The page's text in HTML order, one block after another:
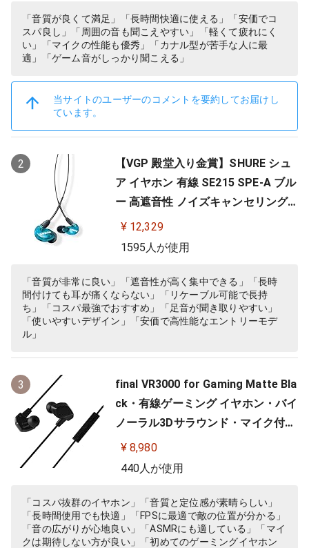
「音質が良くて満足」「長時間快適に使える」「安価でコ
スパ良し」「周囲の音も聞こえやすい」「軽くて疲れにく
い」「マイクの性能も優秀」「カナル型が苦手な人に最
適」「ゲーム音がしっかり聞こえる」
当サイトのユーザーのコメントを要約してお届けし
ています。
2
【VGP 殿堂入り金賞】SHURE シュ
ア イヤホン 有線 SE215 SPE-A ブル
ー 高遮音性 ノイズキャンセリング
ゲーム ゲーミング スペシャルエデ
ィション カナル型 ワイヤレス変換
様 低音強化 配信 音楽 オーディオリ
スニング レコーディング 録音…
¥ 12,329
1595人が使用
「音質が非常に良い」「遮音性が高く集中できる」「長時
間付けても耳が痛くならない」「リケーブル可能で長持
ち」「コスパ最強でおすすめ」「足音が聞き取りやすい」
「使いやすいデザイン」「安価で高性能なエントリーモデ
ル」
3
final VR3000 for Gaming Matte Bla
ck・有線ゲーミング イヤホン・バイ
ノーラル3Dサラウンド・マイク付き
【ゲーム/VR/バイノーラル/ASMR /
360オーディオ推奨】
¥ 8,980
440人が使用
「コスパ抜群のイヤホン」「音質と定位感が素晴らしい」
「長時間使用でも快適」「FPSに最適で敵の位置が分かる」
「音の広がりが心地良い」「ASMRにも適している」「マイ
クは期待しない方が良い」「初めてのゲーミングイヤホン